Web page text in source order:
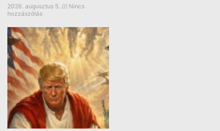
2026. augusztus 5.
Nincs
hozzászólás